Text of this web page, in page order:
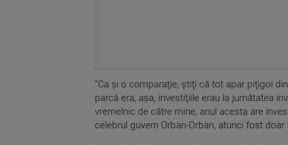
”Ca şi o comparaţie, ştiţi că tot apar piţigoi
parcă era, aşa, investiţiile erau la jumătatea
vremelnic de către mine, anul acesta are
celebrul guvern Orban-Orban, atunci fost